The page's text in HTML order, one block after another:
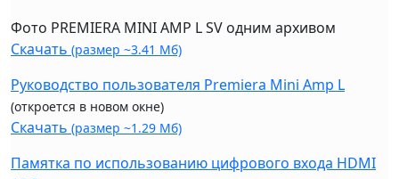
Фото PREMIERA MINI AMP L SV одним архивом
Скачать (размер ~3.41 Мб)
Руководство пользователя Premiera Mini Amp L
(откроется в новом окне)
Скачать (размер ~1.29 Мб)
Памятка по использованию цифрового входа HDMI